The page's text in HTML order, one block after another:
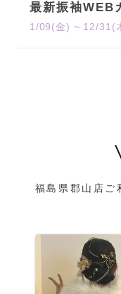
最新振袖WEB
1/09(金) ~ 12/31(
福島県郡山店ご